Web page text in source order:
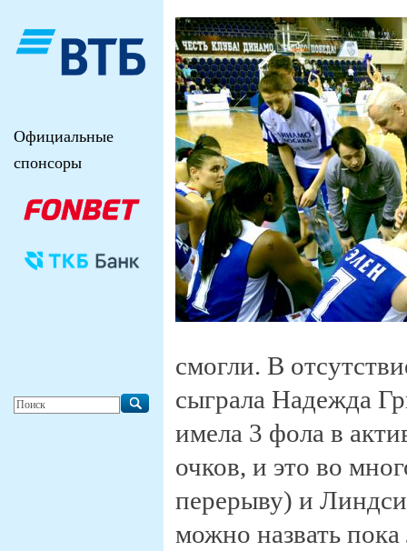
смогли. В
сыграла Надежда
имела 3 фола в
очков, и это во
перерыву) и
можно назвать
Официальные
спонсоры